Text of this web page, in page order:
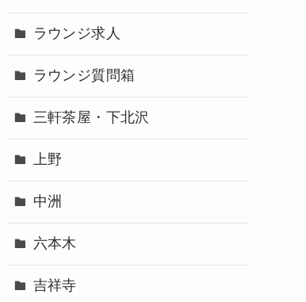
ラウンジ求人
ラウンジ質問箱
三軒茶屋・下北沢
上野
中洲
六本木
吉祥寺